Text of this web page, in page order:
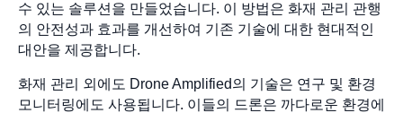
수 있는 솔루션을 만들었습니다. 이 방법은 화재 관리 관행
의 안전성과 효과를 개선하여 기존 기술에 대한 현대적인
대안을 제공합니다.
화재 관리 외에도 Drone Amplified의 기술은 연구 및 환경
모니터링에도 사용됩니다. 이들의 드론은 까다로운 환경에